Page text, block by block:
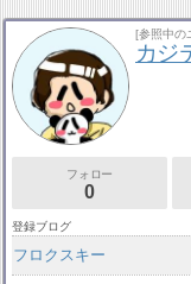
[参照中の
カジ
フォロー
0
登録ブログ
フロクスキー